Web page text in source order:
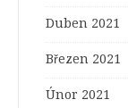
Duben 2021
Březen 2021
Únor 2021